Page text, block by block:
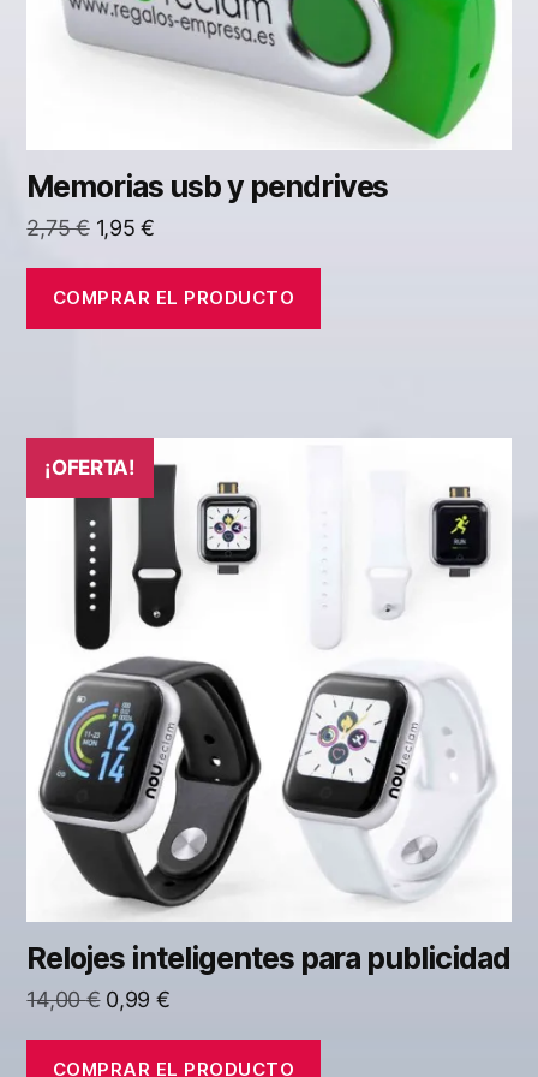
Memorias usb y pendrives
2,75€ El
original
era:
1,95€El
actual
es:
COMPRAR EL PRODUCTO
¡OFERTA!
Relojes inteligentes para publicidad
14,00€ El
original
0,99 €El
actual
COMPRAR EL PRODUCTO